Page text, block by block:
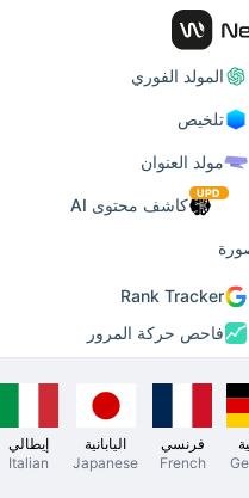
المولد الفوري
تلخيص
مولد العنوان
كاشف محتوى AI
UPD
Rank Tracker
فاحص حركة المرور
فرنسي
French
اليابانية
Japanese
إيطالي
Italian